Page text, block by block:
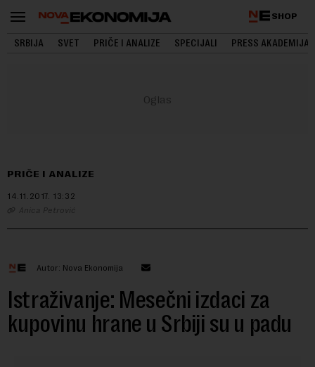
SHOP
SRBIJA SVET PRIČE I ANALIZE SPECIJALI PRESS AKADEMIJA
PRIČE I ANALIZE
14.11.2017. 13:32
Anica Petrović
Autor: Nova Ekonomija
Istraživanje: Mesečni izdaci za
kupovinu hrane u Srbiji su u padu